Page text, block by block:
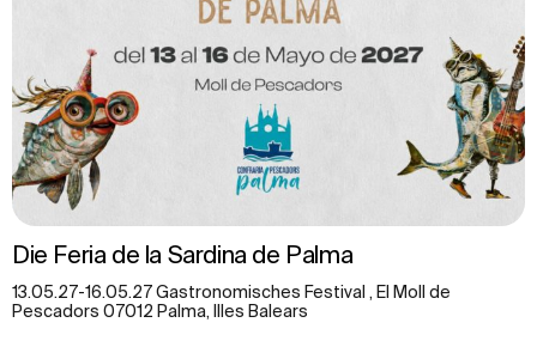
Die Feria de la Sardina de Palma
13.05.27-16.05.27 Gastronomisches Festival , El Moll de
Pescadors 07012 Palma, Illes Balears